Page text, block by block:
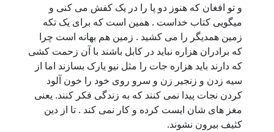
و تو افغان که هنوز دو پا را در یک کفش می کنی و
میگویی کتاب خداست . همین است که برای یک تکه
زمین همدیگر را می کشید . زمین هم بهانه است چرا
که برادران هزاره نباید در کابل باشند با آن زحمت کشی
که دارند باید هزاره جات را مثل نیو یارک بسازند اما از
سیه زدن و زنجیر زن و سرو روی خود را خون آلود
کردن نجات پیدا نمی کنند که به زندگی فکر کنند. یعنی
مغز های شان ایست کرده و کار نمی کند . تا از دین
کثیف بیرون نشوند.